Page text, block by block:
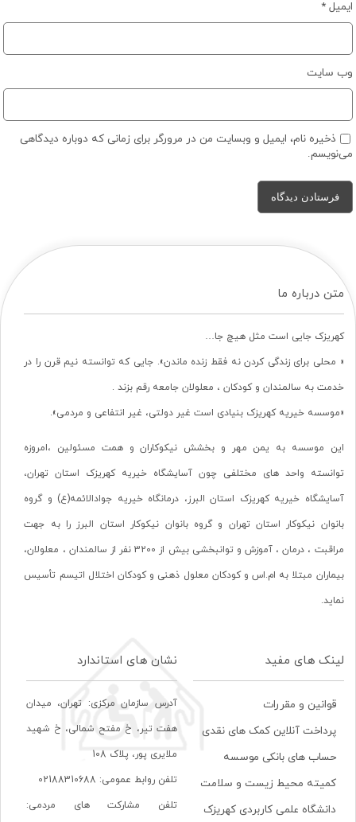
ایمیل*
وب‌ سایت
ذخیره نام، ایمیل و وبسایت من در مرورگر برای زمانی که دوباره دیدگاهی
می‌نویسم.
متن درباره ما
کهریزک جایی است مثل هیچ جا…
« محلی برای زندگی کردن نه فقط زنده ماندن». جایی که توانسته نیم قرن را در
خدمت به سالمندان و کودکان ، معلولان جامعه رقم بزند .
«موسسه خیریه کهریزک بنیادی است غیر دولتی، غیر انتفاعی و مردمی».
این موسسه به یمن مهر و بخشش نیکوکاران و همت مسئولین ،امروزه
توانسته واحد های مختلفی چون آسایشگاه خیریه کهریزک استان تهران،
آسایشگاه خیریه کهریزک استان البرز، درمانگاه خیریه جوادالائمه(ع) و گروه
بانوان نیکوکار استان تهران و گروه بانوان نیکوکار استان البرز را به جهت
مراقبت ، درمان ، آموزش و توانبخشی بیش از 3200 نفر از سالمندان ، معلولان،
بیماران مبتلا به ام.اس و کودکان معلول ذهنی و کودکان اختلال اتیسم تأسیس
نماید.
لینک های مفید
قوانین و مقررات
پرداخت آنلاین کمک های نقدی
حساب های بانکی موسسه
کمیته محیط زیست و سلامت
دانشگاه علمی کاربردی کهریزک
نشان های استاندارد
آدرس سازمان مرکزی: تهران، ميدان
هفت تير، خ مفتح شمالی، خ شهيد
ملايری پور، پلاک 108
تلفن روابط عمومی: 02188310688
تلفن مشارکت های مردمی: